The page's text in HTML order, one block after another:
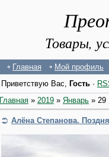
Товары,
Главная Мой профиль
Приветствую Вас, Гость ·
Главная » 2019 » Январь » 29
Алёна Степанова.